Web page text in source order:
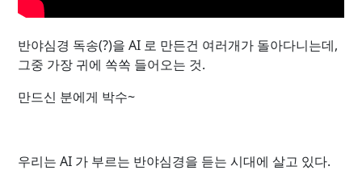
반야심경 독송(?)을 AI 로 만든건 여러개가 돌아다니는데,
그중 가장 귀에 쏙쏙 들어오는 것.
만드신 분에게 박수~
우리는 AI 가 부르는 반야심경을 듣는 시대에 살고 있다.